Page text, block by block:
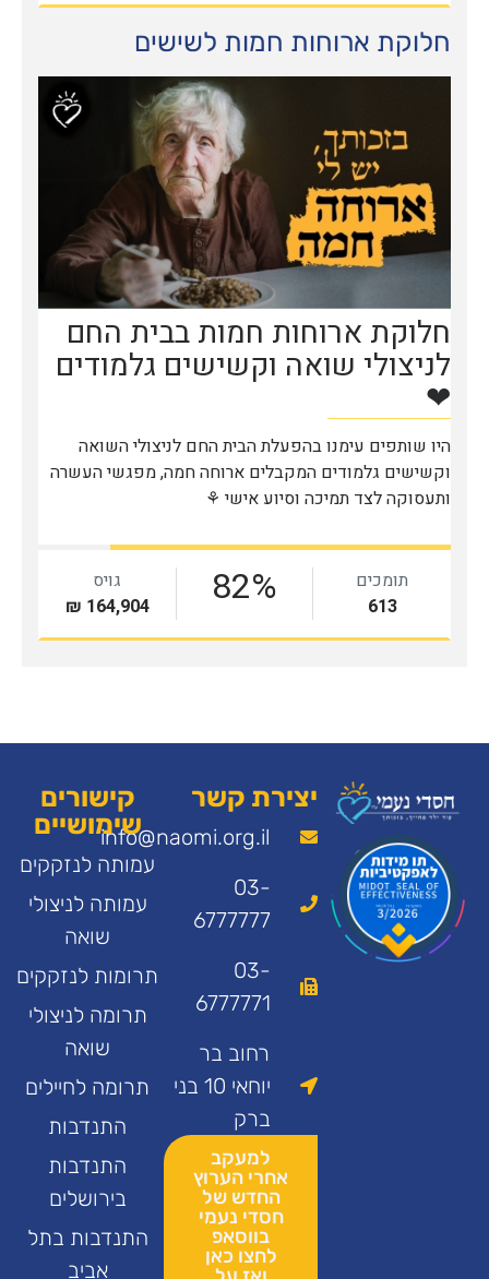
חלוקת ארוחות חמות לשישים
יצירת קשר
info@naomi.org.il
03-
6777777
03-
6777771
רחוב בר
יוחאי 10 בני
ברק
למעקב
אחרי הערוץ
החדש של
חסדי נעמי
בווסאפ
לחצו כאן
קישורים
שימושיים
עמותה לנזקקים
עמותה לניצולי
שואה
תרומות לנזקקים
תרומה לניצולי
שואה
תרומה לחיילים
התנדבות
התנדבות
בירושלים
התנדבות בתל
אביב